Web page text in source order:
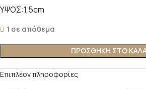
ΥΨΟΣ:1,5cm
1 σε απόθεμα
ΠΡΟΣΘΗΚΗ ΣΤΟ
Επιπλέον πληροφορίες